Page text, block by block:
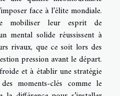
face à l’élite mondiale.
mobiliser leur esprit de
mental solide réussissent à
rivaux, que ce soit lors des
pression avant le départ.
et à établir une stratégie
moments-clés comme le